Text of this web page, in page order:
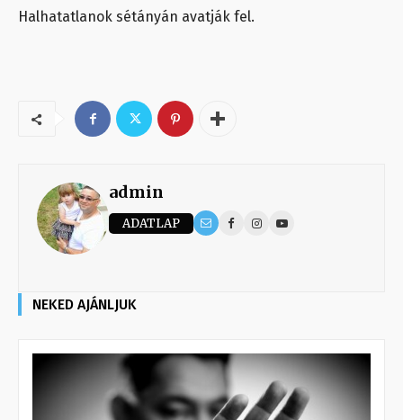
Halhatatlanok sétányán avatják fel.
admin
ADATLAP
NEKED AJÁNLJUK